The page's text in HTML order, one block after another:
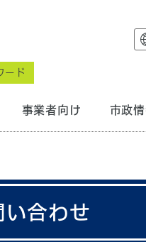
ード
事業者向け 市政
い合わせ